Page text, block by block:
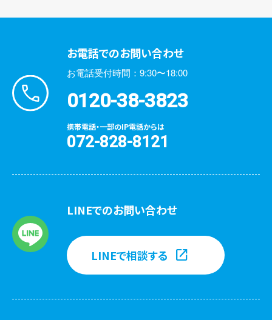
お電話でのお問い合わせ
お電話受付時間：9:30〜18:00
0120-38-3823
携帯電話・一部のIP電話からは
072-828-8121
LINEでのお問い合わせ
LINEで相談する